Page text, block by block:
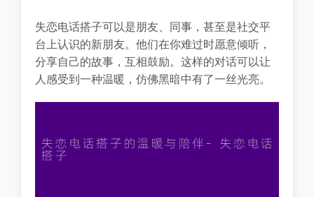
失恋电话搭子可以是朋友、同事，甚至是社交平
台上认识的新朋友。他们在你难过时愿意倾听，
分享自己的故事，互相鼓励。这样的对话可以让
人感受到一种温暖，仿佛黑暗中有了一丝光亮。